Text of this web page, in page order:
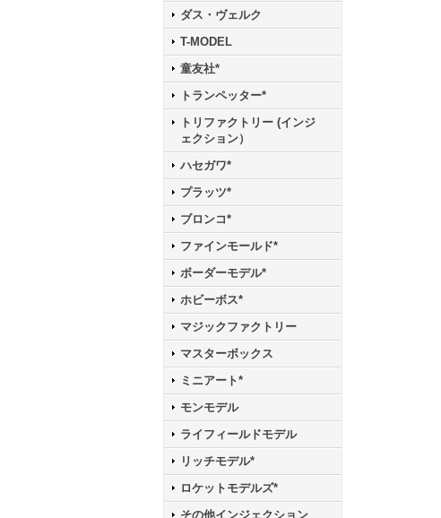
ダス・ヴェルク
T-MODEL
童友社*
トランペッター*
トリファクトリー (インジ
ェクション）
ハセガワ*
プラッツ*
ブロンコ*
ファインモールド*
ボーダーモデル*
ホビーボス*
マジックファクトリー
マスターボックス
ミニアート*
モンモデル
ライフィールドモデル
リッチモデル*
ロケットモデルズ*
その他インジェクション